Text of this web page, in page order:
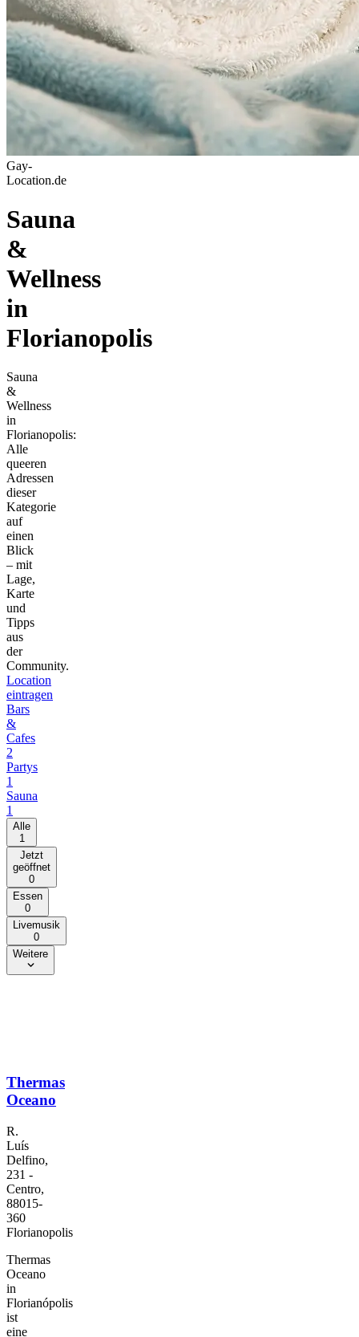
Gay-
Location.de
Sauna
&
Wellness
in
Florianopolis
Sauna
&
Wellness
in
Florianopolis:
Alle
queeren
Adressen
dieser
Kategorie
auf
einen
Blick
– mit
Lage,
Karte
und
Tipps
aus
der
Community.
Location
eintragen
Bars
&
Cafes
2
Partys
1
Sauna
1
Alle
1
Jetzt
geöffnet
0
Essen
0
Livemusik
0
Weitere
Thermas
Oceano
R.
Luís
Delfino,
231 -
Centro,
88015-
360
Florianopolis
Thermas
Oceano
in
Florianópolis
ist
eine